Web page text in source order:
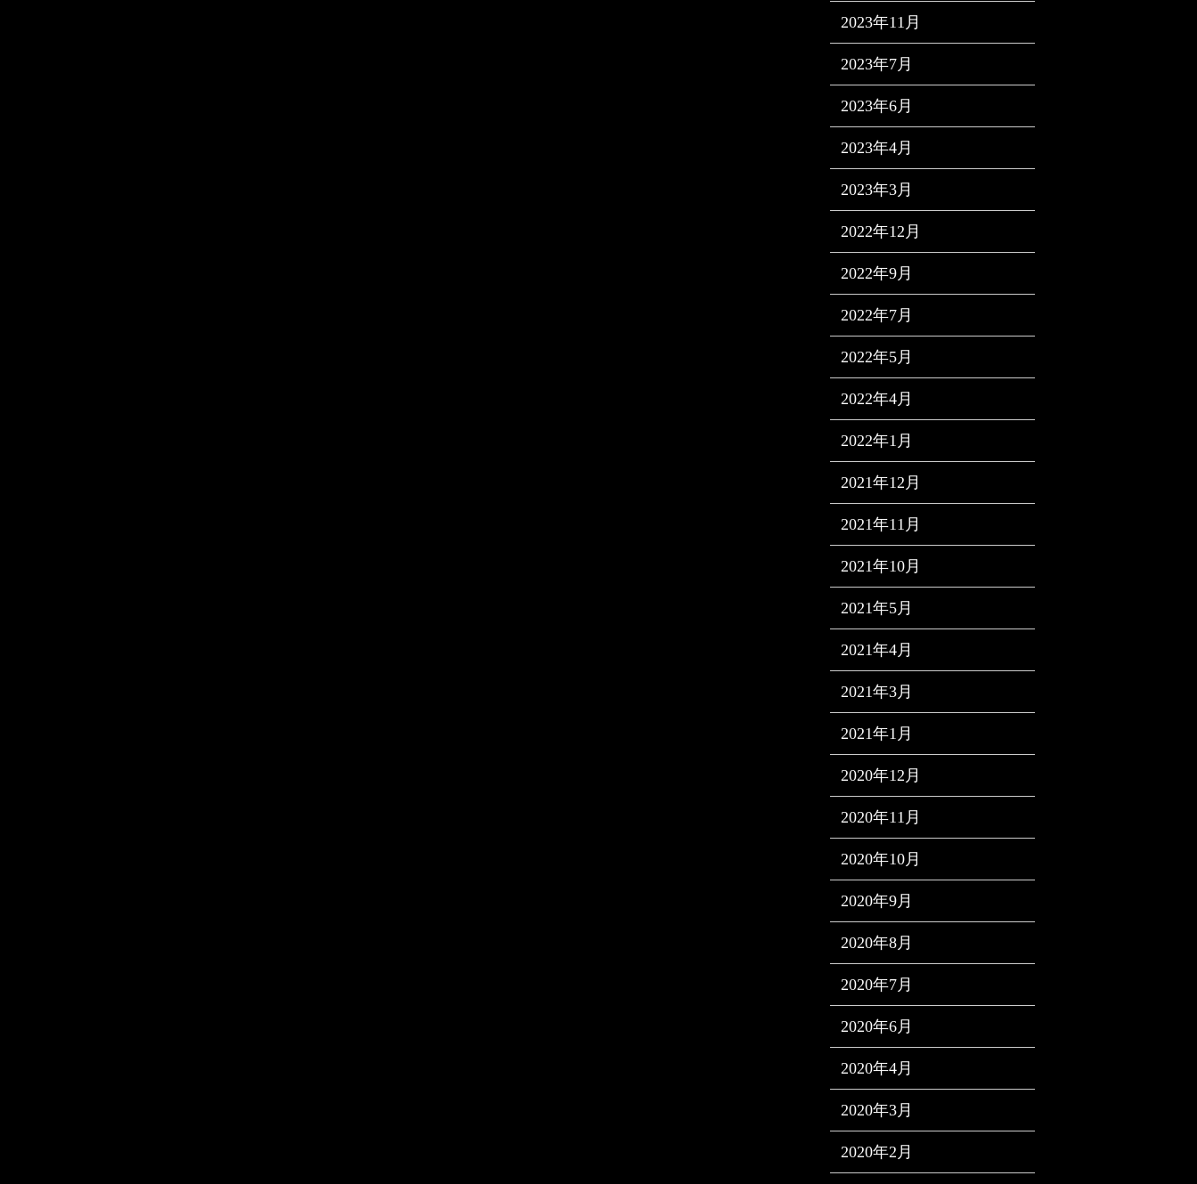
2023年11月
2023年7月
2023年6月
2023年4月
2023年3月
2022年12月
2022年9月
2022年7月
2022年5月
2022年4月
2022年1月
2021年12月
2021年11月
2021年10月
2021年5月
2021年4月
2021年3月
2021年1月
2020年12月
2020年11月
2020年10月
2020年9月
2020年8月
2020年7月
2020年6月
2020年4月
2020年3月
2020年2月